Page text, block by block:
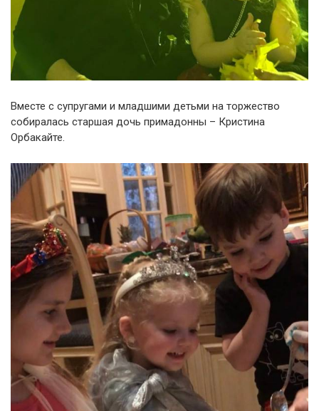
Вместе с супругами и младшими детьми на торжество
собиралась старшая дочь примадонны – Кристина
Орбакайте.